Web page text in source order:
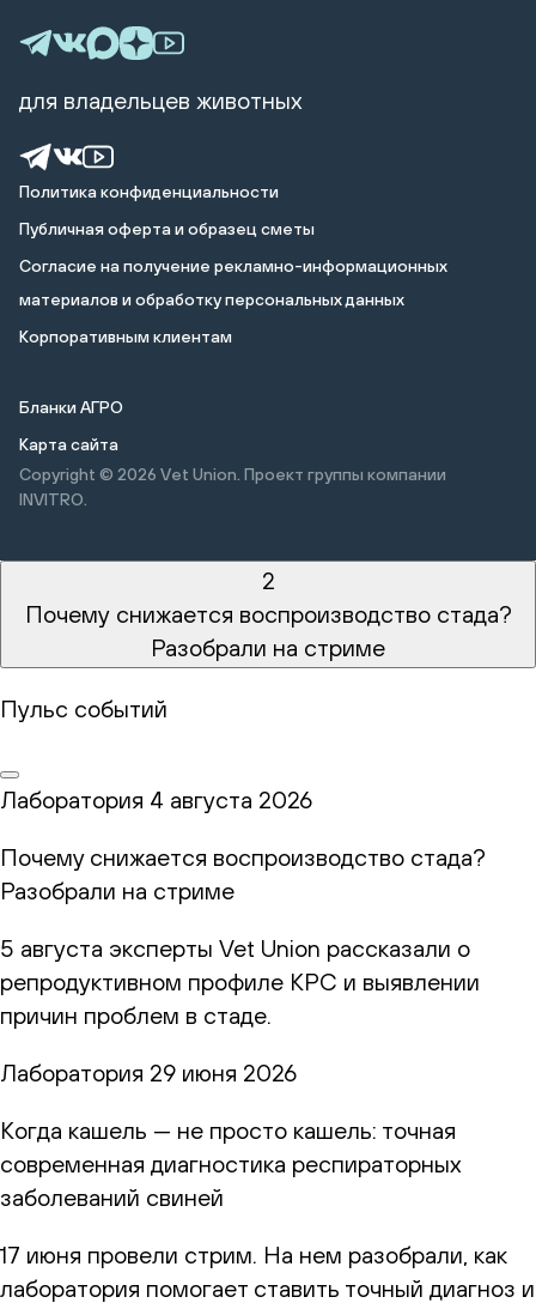
Политика конфиденциальности
Публичная оферта и образец сметы
Cогласие на получение рекламно-информационных
материалов и обработку персональных данных
Корпоративным клиентам
Бланки АГРО
Карта сайта
Copyright © 2026 Vet Union. Проект группы компании
INVITRO.
для владельцев животных
2
Почему снижается воспроизводство стада?
Разобрали на стриме
Пульс событий
Лаборатория 4 августа 2026
Почему снижается воспроизводство стада?
Разобрали на стриме
5 августа эксперты Vet Union рассказали о
репродуктивном профиле КРС и выявлении
причин проблем в стаде.
Лаборатория 29 июня 2026
Когда кашель — не просто кашель: точная
современная диагностика респираторных
заболеваний свиней
17 июня провели стрим. На нем разобрали, как
лаборатория помогает ставить точный диагноз и